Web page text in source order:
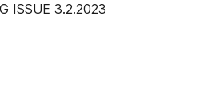
ISSUE 3.2.2023